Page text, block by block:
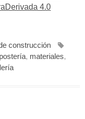
4.0
construcción
, materiales,